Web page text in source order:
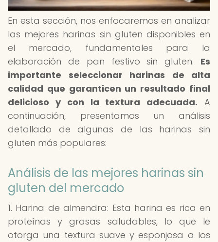
En esta sección, nos enfocaremos en analizar
las mejores harinas sin gluten disponibles en
el mercado, fundamentales para la
elaboración de pan festivo sin gluten. Es
importante seleccionar harinas de alta
calidad que garanticen un resultado final
delicioso y con la textura adecuada. A
continuación, presentamos un análisis
detallado de algunas de las harinas sin
gluten más populares:
Análisis de las mejores harinas sin
gluten del mercado
1. Harina de almendra: Esta harina es rica en
proteínas y grasas saludables, lo que le
otorga una textura suave y esponjosa a los